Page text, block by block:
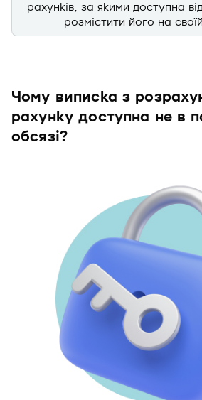
рахунків, за якими доступна
розмістити його на
Чому виписка з
рахунку доступна не в
обсязі?